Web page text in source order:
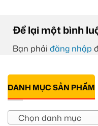
Để lại một bình
Bạn phải đăng nhập
DANH MỤC SẢN PHẨM
Chọn danh mục